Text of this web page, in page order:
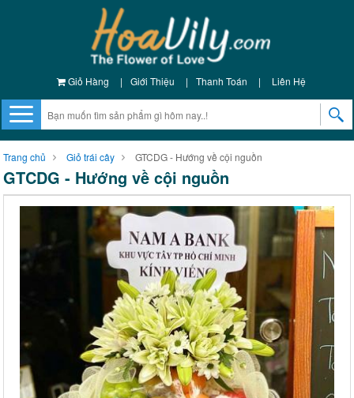
Giỏ Hàng | Giới Thiệu | Thanh Toán | Liên Hệ
Trang chủ Giỏ trái cây GTCDG - Hướng về cội nguồn
GTCDG - Hướng về cội nguồn